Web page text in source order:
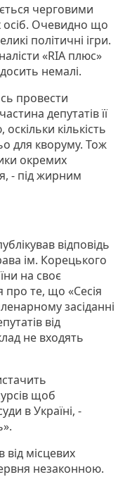
черговими
Очевидно що
політичні ігри.
«RIA плюс»
немалі.
провести
депутатів її
кількість
для кворуму. Тож
окремих
- під жирним
відповідь
ім. Корецького
на своє
про те, що «Сесія
засіданні
від
не входять
щоб
в Україні, -
від місцевих
незаконною.